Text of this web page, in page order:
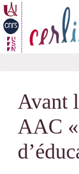
Passer
au
contenu
Avant
AAC